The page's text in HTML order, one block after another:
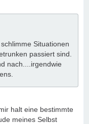
Situationen
passiert sind.
nach....irgendwie
halt eine bestimmte
meines Selbst